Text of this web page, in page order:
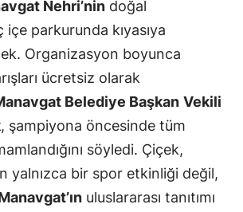
Nehri’nin doğal
parkurunda kıyasıya
Organizasyon boyunca
ücretsiz olarak
Belediye Başkan Vekili
, şampiyona öncesinde tüm
söyledi. Çiçek,
yalnızca bir spor etkinliği değil,
uluslararası tanıtımı